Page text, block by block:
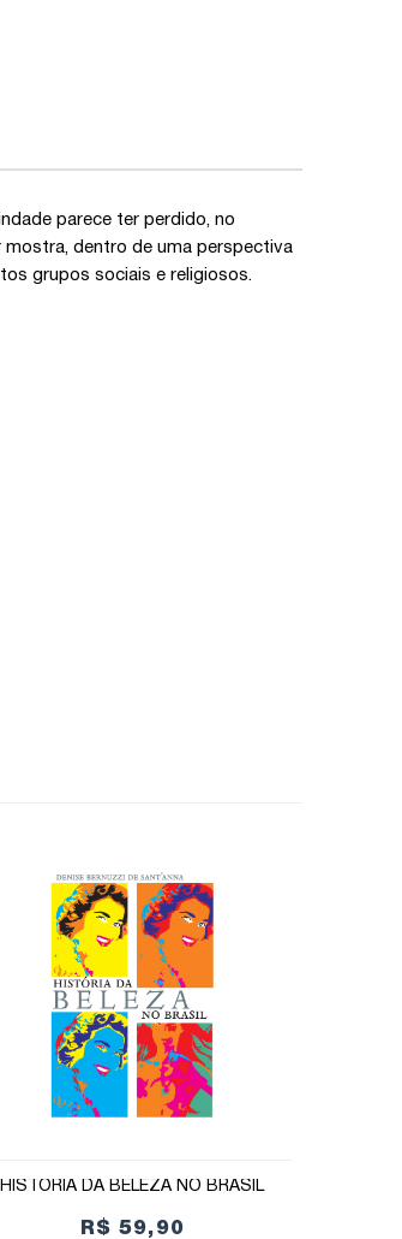
parece ter perdido, no
mostra, dentro de uma perspectiva
grupos sociais e religiosos.
HISTÓRIA DA BELEZA NO BRASIL
R$ 59,90